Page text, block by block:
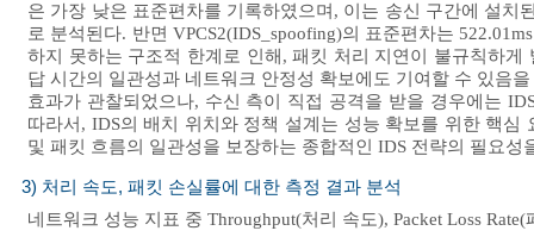
은 가장 낮은 표준편차를 기록하였으며, 이는 송신 구간에 설
로 분석된다. 반면 VPCS2(IDS_spoofing)의 표준편차는
하지 못하는 구조적 한계로 인해, 패킷 처리 지연이 불규칙하
답 시간의 일관성과 네트워크 안정성 확보에도 기여할 수 있음
효과가 관찰되었으나, 수신 측이 직접 공격을 받을 경우에는
따라서, IDS의 배치 위치와 정책 설계는 성능 확보를 위한 핵
및 패킷 흐름의 일관성을 보장하는 종합적인 IDS 전략의 필요성
3) 처리 속도, 패킷 손실률에 대한 측정 결과 분석
네트워크 성능 지표 중 Throughput(처리 속도), Packet Loss